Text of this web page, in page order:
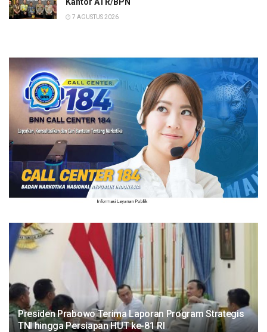
7 AGUSTUS 2026
Presiden Prabowo Terima Laporan Program Strategis
TNI hingga Persiapan HUT ke-81 RI